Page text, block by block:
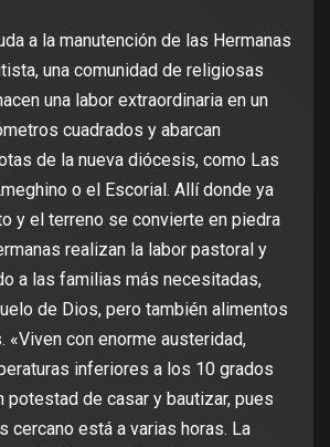
a la manutención de las Hermanas
una comunidad de religiosas
una labor extraordinaria en un
cuadrados y abarcan
de la nueva diócesis, como Las
o el Escorial. Allí donde ya
y el terreno se convierte en piedra
realizan la labor pastoral y
a las familias más necesitadas,
de Dios, pero también alimentos
«Viven con enorme austeridad,
inferiores a los 10 grados
potestad de casar y bautizar, pues
cercano está a varias horas. La